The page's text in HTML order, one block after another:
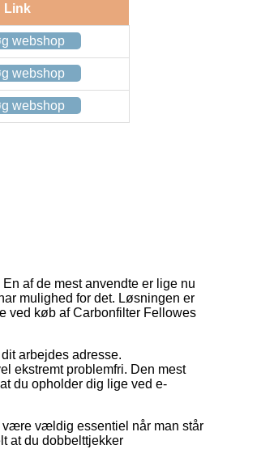
Link
webshop
webshop
webshop
af de mest anvendte er lige nu
mulighed for det. Løsningen er
ved køb af Carbonfilter Fellowes
arbejdes adresse.
ekstremt problemfri. Den mest
du opholder dig lige ved e-
være vældig essentiel når man står
at du dobbelttjekker